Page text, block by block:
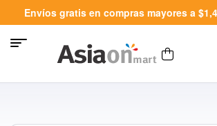
Envíos gratis en compras mayores a